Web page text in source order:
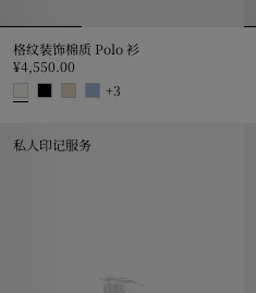
格纹装饰棉质 Polo 衫
¥4,550.00
+3
私人印记服务